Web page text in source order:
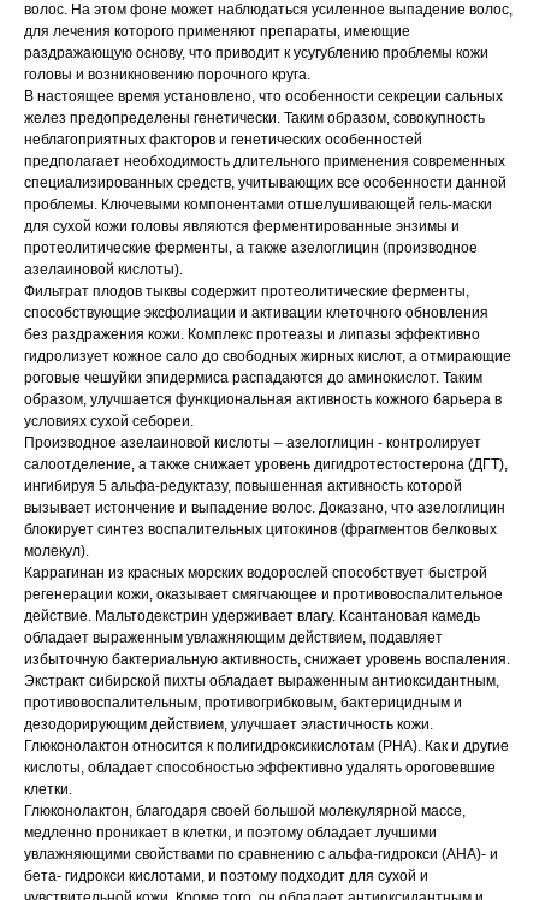
волос. На этом фоне может наблюдаться усиленное выпадение волос,
для лечения которого применяют препараты, имеющие
раздражающую основу, что приводит к усугублению проблемы кожи
головы и возникновению порочного круга.
В настоящее время установлено, что особенности секреции сальных
желез предопределены генетически. Таким образом, совокупность
неблагоприятных факторов и генетических особенностей
предполагает необходимость длительного применения современных
специализированных средств, учитывающих все особенности данной
проблемы. Ключевыми компонентами отшелушивающей гель-маски
для сухой кожи головы являются ферментированные энзимы и
протеолитические ферменты, а также азелоглицин (производное
азелаиновой кислоты).
Фильтрат плодов тыквы содержит протеолитические ферменты,
способствующие эксфолиации и активации клеточного обновления
без раздражения кожи. Комплекс протеазы и липазы эффективно
гидролизует кожное сало до свободных жирных кислот, а отмирающие
роговые чешуйки эпидермиса распадаются до аминокислот. Таким
образом, улучшается функциональная активность кожного барьера в
условиях сухой себореи.
Производное азелаиновой кислоты – азелоглицин - контролирует
салоотделение, а также снижает уровень дигидротестостерона (ДГТ),
ингибируя 5 альфа-редуктазу, повышенная активность которой
вызывает истончение и выпадение волос. Доказано, что азелоглицин
блокирует синтез воспалительных цитокинов (фрагментов белковых
молекул).
Каррагинан из красных морских водорослей способствует быстрой
регенерации кожи, оказывает смягчающее и противовоспалительное
действие. Мальтодекстрин удерживает влагу. Ксантановая камедь
обладает выраженным увлажняющим действием, подавляет
избыточную бактериальную активность, снижает уровень воспаления.
Экстракт сибирской пихты обладает выраженным антиоксидантным,
противовоспалительным, противогрибковым, бактерицидным и
дезодорирующим действием, улучшает эластичность кожи.
Глюконолактон относится к полигидроксикислотам (PHA). Как и другие
кислоты, обладает способностью эффективно удалять ороговевшие
клетки.
Глюконолактон, благодаря своей большой молекулярной массе,
медленно проникает в клетки, и поэтому обладает лучшими
увлажняющими свойствами по сравнению с альфа-гидрокси (AHA)- и
бета- гидрокси кислотами, и поэтому подходит для сухой и